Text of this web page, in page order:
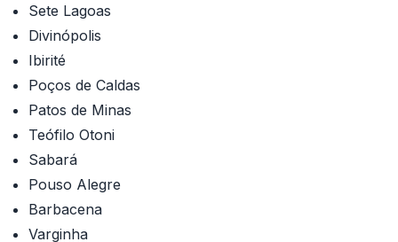
Sete Lagoas
Divinópolis
Ibirité
Poços de Caldas
Patos de Minas
Teófilo Otoni
Sabará
Pouso Alegre
Barbacena
Varginha